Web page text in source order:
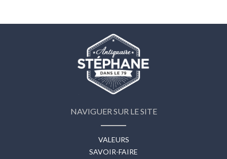
NAVIGUER SUR LE SITE
VALEURS
SAVOIR-FAIRE